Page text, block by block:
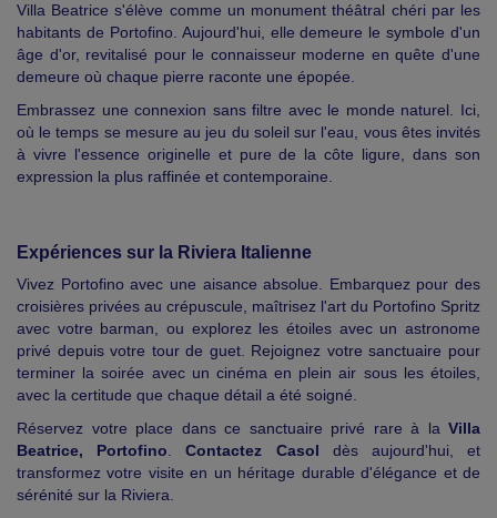
Villa Beatrice s'élève comme un monument théâtral chéri par les
habitants de Portofino. Aujourd'hui, elle demeure le symbole d'un
âge d'or, revitalisé pour le connaisseur moderne en quête d'une
demeure où chaque pierre raconte une épopée.
Embrassez une connexion sans filtre avec le monde naturel. Ici,
où le temps se mesure au jeu du soleil sur l'eau, vous êtes invités
à vivre l'essence originelle et pure de la côte ligure, dans son
expression la plus raffinée et contemporaine.
Expériences sur la Riviera Italienne
Vivez Portofino avec une aisance absolue. Embarquez pour des
croisières privées au crépuscule, maîtrisez l'art du Portofino Spritz
avec votre barman, ou explorez les étoiles avec un astronome
privé depuis votre tour de guet. Rejoignez votre sanctuaire pour
terminer la soirée avec un cinéma en plein air sous les étoiles,
avec la certitude que chaque détail a été soigné.
Réservez votre place dans ce sanctuaire privé rare à la Villa
Beatrice, Portofino .Contactez Casol dès aujourd'hui, et
transformez votre visite en un héritage durable d'élégance et de
sérénité sur la Riviera.